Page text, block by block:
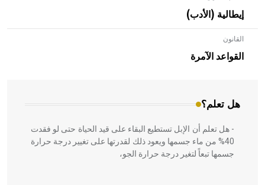
إيطالية (الأدب)
القانون
القواعد الآمرة
هل تعلم؟
- هل تعلم أن الأبلق نوع من الفنون الهندسية التي ارتبطت
بالعمارة الإسلامية في بلاد الشام ومصر خاصة، حيث يحرص
المعمار على بناء مداميكه وخاصة في الواجهات
- هل تعلم أن الإبل تستطيع البقاء على قيد الحياة حتى لو فقدت
40% من ماء جسمها ويعود ذلك لقدرتها على تغيير درجة حرارة
جسمها تبعاً لتغير درجة حرارة الجو،